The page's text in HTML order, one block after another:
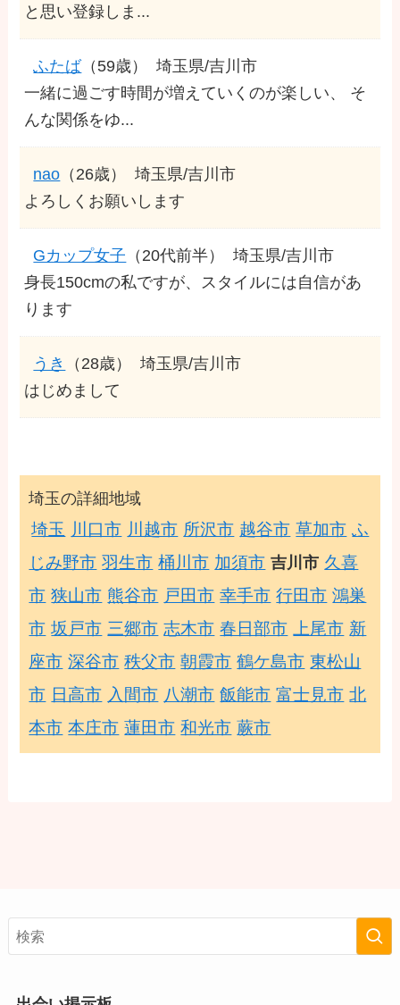
と思い登録しま...
ふたば（59歳）
埼玉県/吉川市
一緒に過ごす時間が増えていくのが楽しい、 そ
んな関係をゆ...
nao （26歳）
埼玉県/吉川市
よろしくお願いします
Gカップ女子 （20代前半）
埼玉県/吉川市
身長150cmの私ですが、スタイルには自信があ
ります
うき （28歳）
埼玉県/吉川市
はじめまして
埼玉の詳細地域
埼玉 川口市 川越市 所沢市 越谷市 草加市 ふ
じみ野市 羽生市 桶川市 加須市 吉川市 久喜
市 狭山市 熊谷市 戸田市 幸手市 行田市 鴻巣
市 坂戸市 三郷市 志木市 春日部市 上尾市 新
座市 深谷市 秩父市 朝霞市 鶴ケ島市 東松山
市 日高市 入間市 八潮市 飯能市 富士見市 北
本市 本庄市 蓮田市 和光市 蕨市